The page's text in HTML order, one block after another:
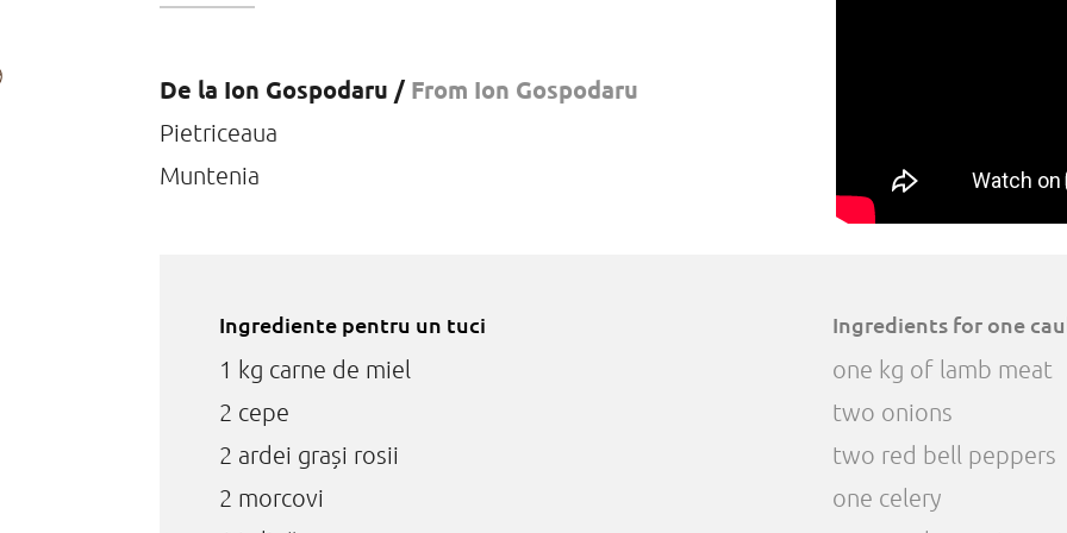
De la Ion Gospodaru / From Ion Gospodaru
Pietriceaua
Muntenia
Ingrediente pentru un tuci
1 kg carne de miel
2 cepe
2 ardei grași rosii
2 morcovi
Ingredients for one
one kg of lamb meat
two onions
two red bell peppers
one celery